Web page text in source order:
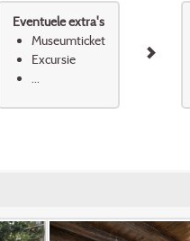
Eventuele extra's
Museumticket
Excursie